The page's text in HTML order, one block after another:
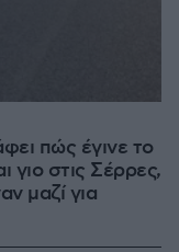
πώς έγινε το
γιο στις Σέρρες,
μαζί για